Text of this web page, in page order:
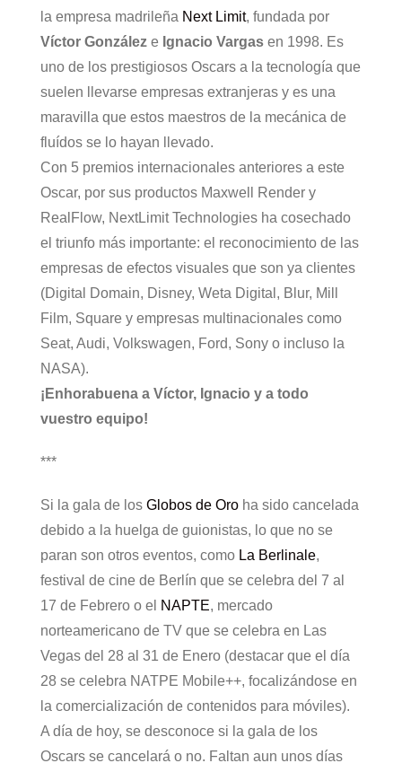
la empresa madrileña Next Limit, fundada por
Víctor González e Ignacio Vargas en 1998. Es
uno de los prestigiosos Oscars a la tecnología que
suelen llevarse empresas extranjeras y es una
maravilla que estos maestros de la mecánica de
fluídos se lo hayan llevado.
Con 5 premios internacionales anteriores a este
Oscar, por sus productos Maxwell Render y
RealFlow, NextLimit Technologies ha cosechado
el triunfo más importante: el reconocimiento de las
empresas de efectos visuales que son ya clientes
(Digital Domain, Disney, Weta Digital, Blur, Mill
Film, Square y empresas multinacionales como
Seat, Audi, Volkswagen, Ford, Sony o incluso la
NASA).
¡Enhorabuena a Víctor, Ignacio y a todo
vuestro equipo!
***
Si la gala de los Globos de Oro ha sido cancelada
debido a la huelga de guionistas, lo que no se
paran son otros eventos, como La Berlinale,
festival de cine de Berlín que se celebra del 7 al
17 de Febrero o el
NAPTE, mercado
norteamericano de TV que se celebra en Las
Vegas del 28 al 31 de Enero (destacar que el día
28 se celebra NATPE Mobile++, focalizándose en
la comercialización de contenidos para móviles).
A día de hoy, se desconoce si la gala de los
Oscars se cancelará o no. Faltan aun unos días